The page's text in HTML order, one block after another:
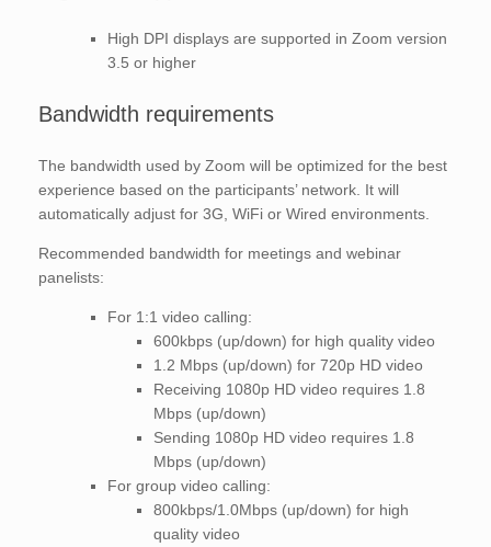
High DPI displays are supported in Zoom version
3.5 or higher
Bandwidth requirements
The bandwidth used by Zoom will be optimized for the best
experience based on the participants’ network. It will
automatically adjust for 3G, WiFi or Wired environments.
Recommended bandwidth for meetings and webinar
panelists:
For 1:1 video calling:
600kbps (up/down) for high quality video
1.2 Mbps (up/down) for 720p HD video
Receiving 1080p HD video requires 1.8
Mbps (up/down)
Sending 1080p HD video requires 1.8
Mbps (up/down)
For group video calling:
800kbps/1.0Mbps (up/down) for high
quality video